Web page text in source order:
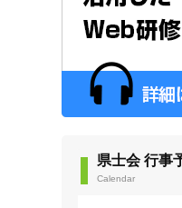
県士会 行事
Calendar